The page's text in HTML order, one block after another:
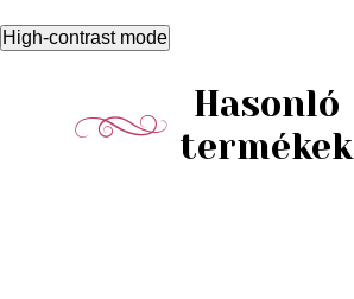
High-contrast mode
Hasonló
termékek